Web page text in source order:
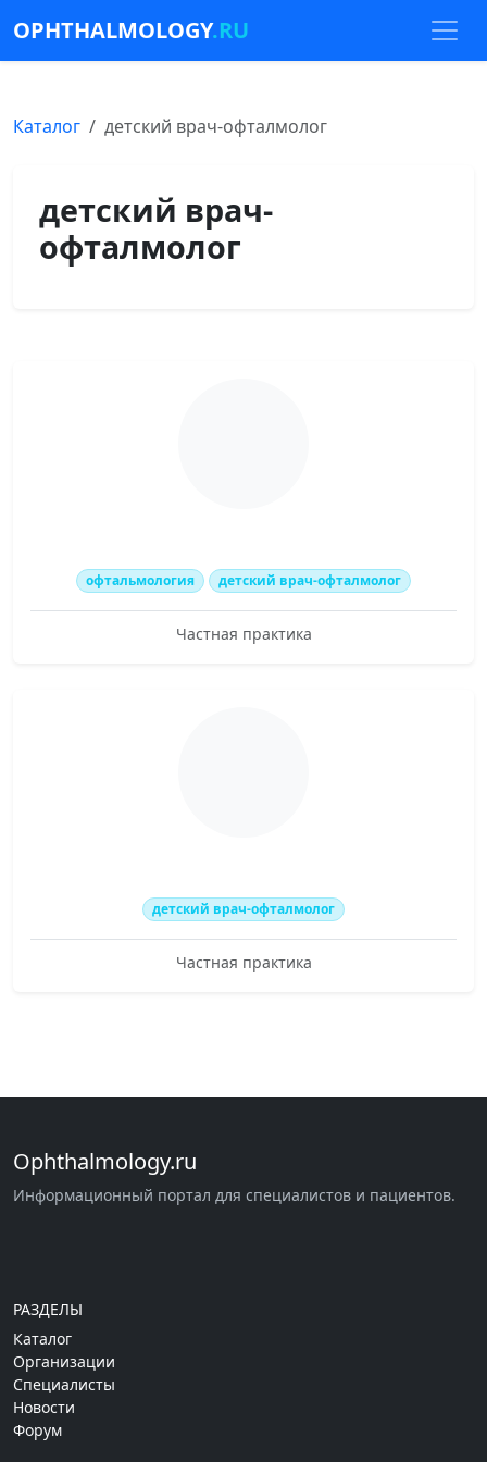
OPHTHALMOLOGY.RU
Каталог детский врач-офталмолог
детский врач-
офталмолог
офтальмология детский врач-офталмолог
Частная практика
детский врач-офталмолог
Частная практика
Ophthalmology.ru
Информационный портал для специалистов и пациентов.
РАЗДЕЛЫ
Каталог
Организации
Специалисты
Новости
Форум